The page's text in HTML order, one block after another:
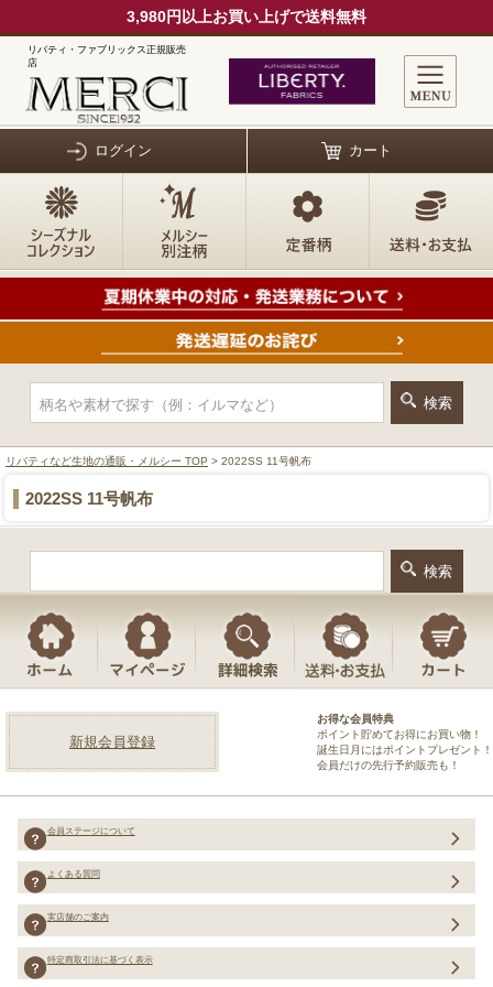
3,980円以上お買い上げで送料無料
リバティ・ファブリックス正規販売
店
ログイン カート
リバティなど生地の通販・メルシー TOP > 2022SS 11号帆布
2022SS 11号帆布
新規会員登録
お得な会員特典
ポイント貯めてお得にお買い物！
誕生日月にはポイントプレゼント！
会員だけの先行予約販売も！
会員ステージについて
よくある質問
実店舗のご案内
特定商取引法に基づく表示